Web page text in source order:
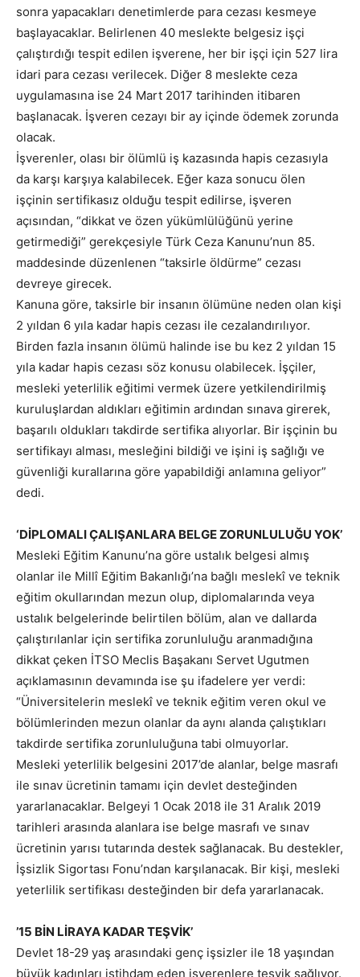
sonra yapacakları denetimlerde para cezası kesmeye
başlayacaklar. Belirlenen 40 meslekte belgesiz işçi
çalıştırdığı tespit edilen işverene, her bir işçi için 527 lira
idari para cezası verilecek. Diğer 8 meslekte ceza
uygulamasına ise 24 Mart 2017 tarihinden itibaren
başlanacak. İşveren cezayı bir ay içinde ödemek zorunda
olacak.
İşverenler, olası bir ölümlü iş kazasında hapis cezasıyla
da karşı karşıya kalabilecek. Eğer kaza sonucu ölen
işçinin sertifikasız olduğu tespit edilirse, işveren
açısından, “dikkat ve özen yükümlülüğünü yerine
getirmediği” gerekçesiyle Türk Ceza Kanunu’nun 85.
maddesinde düzenlenen “taksirle öldürme” cezası
devreye girecek.
Kanuna göre, taksirle bir insanın ölümüne neden olan kişi
2 yıldan 6 yıla kadar hapis cezası ile cezalandırılıyor.
Birden fazla insanın ölümü halinde ise bu kez 2 yıldan 15
yıla kadar hapis cezası söz konusu olabilecek. İşçiler,
mesleki yeterlilik eğitimi vermek üzere yetkilendirilmiş
kuruluşlardan aldıkları eğitimin ardından sınava girerek,
başarılı oldukları takdirde sertifika alıyorlar. Bir işçinin bu
sertifikayı alması, mesleğini bildiği ve işini iş sağlığı ve
güvenliği kurallarına göre yapabildiği anlamına geliyor”
dedi.
‘DİPLOMALI ÇALIŞANLARA BELGE ZORUNLULUĞU YOK’
Mesleki Eğitim Kanunu’na göre ustalık belgesi almış
olanlar ile Millî Eğitim Bakanlığı’na bağlı meslekî ve teknik
eğitim okullarından mezun olup, diplomalarında veya
ustalık belgelerinde belirtilen bölüm, alan ve dallarda
çalıştırılanlar için sertifika zorunluluğu aranmadığına
dikkat çeken İTSO Meclis Başakanı Servet Ugutmen
açıklamasının devamında ise şu ifadelere yer verdi:
“Üniversitelerin meslekî ve teknik eğitim veren okul ve
bölümlerinden mezun olanlar da aynı alanda çalıştıkları
takdirde sertifika zorunluluğuna tabi olmuyorlar.
Mesleki yeterlilik belgesini 2017’de alanlar, belge masrafı
ile sınav ücretinin tamamı için devlet desteğinden
yararlanacaklar. Belgeyi 1 Ocak 2018 ile 31 Aralık 2019
tarihleri arasında alanlara ise belge masrafı ve sınav
ücretinin yarısı tutarında destek sağlanacak. Bu destekler,
İşsizlik Sigortası Fonu’ndan karşılanacak. Bir kişi, mesleki
yeterlilik sertifikası desteğinden bir defa yararlanacak.
’15 BİN LİRAYA KADAR TEŞVİK’
Devlet 18-29 yaş arasındaki genç işsizler ile 18 yaşından
büyük kadınları istihdam eden işverenlere teşvik sağlıyor.